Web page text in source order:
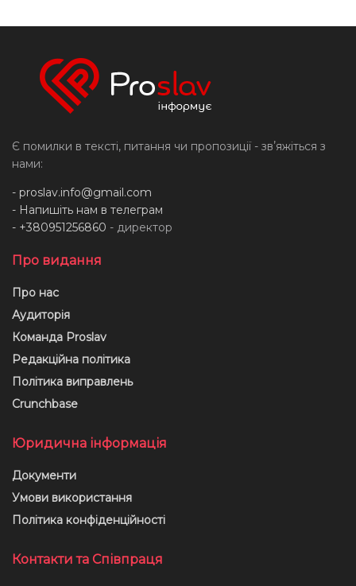
Є помилки в тексті, питання чи пропозиції - звʼяжіться з
нами:
- proslav.info@gmail.com
- Напишіть нам в телеграм
- +380951256860 - директор
Про видання
Про нас
Аудиторія
Команда Proslav
Редакційна політика
Політика виправлень
Crunchbase
Юридична інформація
Документи
Умови використання
Політика конфіденційності
Контакти та Співпраця